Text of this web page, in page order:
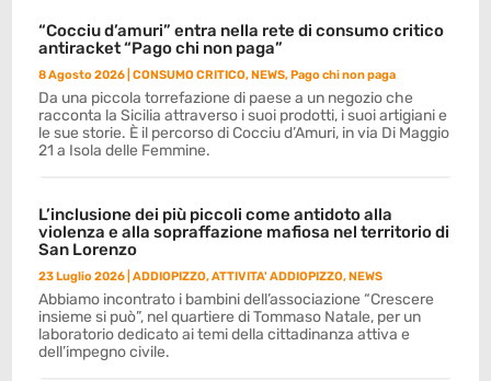
“Cocciu d’amuri” entra nella rete di consumo critico
antiracket “Pago chi non paga”
8 Agosto 2026 |CONSUMO CRITICO,NEWS,Pago chi non paga
Da una piccola torrefazione di paese a un negozio che
racconta la Sicilia attraverso i suoi prodotti, i suoi artigiani e
le sue storie. È il percorso di Cocciu d’Amuri, in via Di Maggio
21 a Isola delle Femmine.
L’inclusione dei più piccoli come antidoto alla
violenza e alla sopraffazione mafiosa nel territorio di
San Lorenzo
23 Luglio 2026 |ADDIOPIZZO,ATTIVITA' ADDIOPIZZO,NEWS
Abbiamo incontrato i bambini dell’associazione “Crescere
insieme si può”, nel quartiere di Tommaso Natale, per un
laboratorio dedicato ai temi della cittadinanza attiva e
dell’impegno civile.